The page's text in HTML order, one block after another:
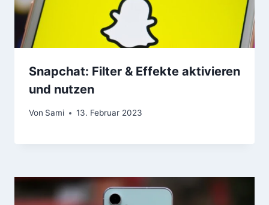
Snapchat: Filter & Effekte aktivieren
und nutzen
Von Sami 13. Februar 2023